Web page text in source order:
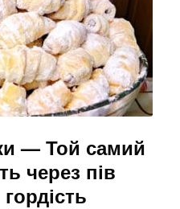
— Той самий
через пів